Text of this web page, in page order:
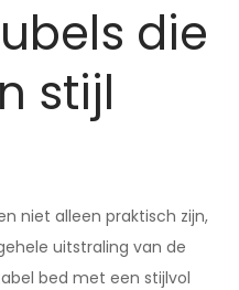
die
stijl
niet alleen praktisch zijn,
uitstraling van de
bed met een stijlvol